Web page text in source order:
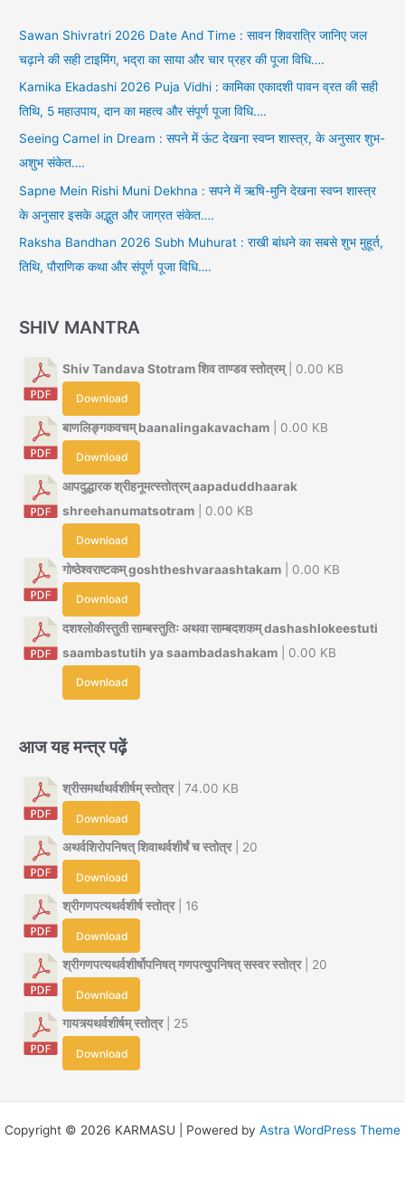
Sawan Shivratri 2026 Date And Time : सावन शिवरात्रि जानिए जल
चढ़ाने की सही टाइमिंग, भद्रा का साया और चार प्रहर की पूजा विधि….
Kamika Ekadashi 2026 Puja Vidhi : कामिका एकादशी पावन व्रत की सही
तिथि, 5 महाउपाय, दान का महत्व और संपूर्ण पूजा विधि….
Seeing Camel in Dream : सपने में ऊंट देखना स्वप्न शास्त्र, के अनुसार शुभ-
अशुभ संकेत….
Sapne Mein Rishi Muni Dekhna : सपने में ऋषि-मुनि देखना स्वप्न शास्त्र
के अनुसार इसके अद्भुत और जाग्रत संकेत….
Raksha Bandhan 2026 Subh Muhurat : राखी बांधने का सबसे शुभ मुहूर्त,
तिथि, पौराणिक कथा और संपूर्ण पूजा विधि….
SHIV MANTRA
Shiv Tandava Stotram शिव ताण्डव स्तोत्रम्| 0.00 KB
Download
बाणलिङ्गकवचम् baanalingakavacham | 0.00 KB
Download
आपदुद्धारक श्रीहनूमत्स्तोत्रम् aapaduddhaarak
shreehanumatsotram | 0.00 KB
Download
गोष्ठेश्वराष्टकम् goshtheshvaraashtakam | 0.00 KB
Download
दशश्लोकीस्तुती साम्बस्तुतिः अथवा साम्बदशकम् dashashlokeestuti
saambastutih ya saambadashakam | 0.00 KB
Download
आज यह मन्त्र पढ़ें
श्रीसमर्थाथर्वशीर्षम् स्तोत्र| 74.00 KB
Download
अथर्वशिरोपनिषत् शिवाथर्वशीर्षं च स्तोत्र| 20
Download
श्रीगणपत्यथर्वशीर्ष स्तोत्र| 16
Download
श्रीगणपत्यथर्वशीर्षोपनिषत् गणपत्युपनिषत् सस्वर स्तोत्र| 20
Download
गायत्र्यथर्वशीर्षम् स्तोत्र| 25
Download
Copyright © 2026 KARMASU | Powered by Astra WordPress Theme